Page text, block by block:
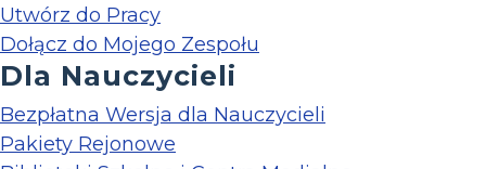
Utwórz do Pracy
Dołącz do Mojego Zespołu
Dla Nauczycieli
Bezpłatna Wersja dla Nauczycieli
Pakiety Rejonowe